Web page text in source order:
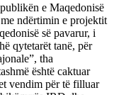
e Maqedonisë
ndërtimin e projektit
së pavarur, i
qytetarët tanë, për
tha
është caktuar
vendim për të filluar